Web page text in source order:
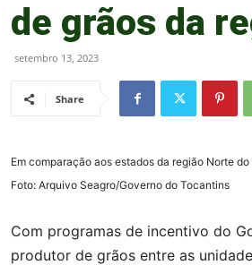
de grãos da
setembro 13, 2023
Share
Em comparação aos estados da região Norte
Foto: Arquivo Seagro/Governo do Tocantins
Com programas de incentivo do
produtor de grãos entre as